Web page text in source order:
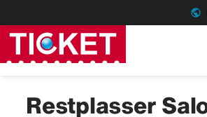
public
Restplasser